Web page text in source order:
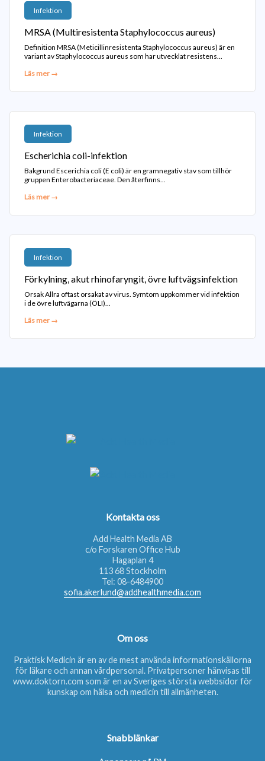
Infektion
MRSA (Multiresistenta Staphylococcus aureus)
Definition MRSA (Meticillinresistenta Staphylococcus aureus) är en
variant av Staphylococcus aureus som har utvecklat resistens...
Läs mer →
Infektion
Escherichia coli-infektion
Bakgrund Escerichia coli (E coli) är en gramnegativ stav som tillhör
gruppen Enterobacteriaceae. Den återfinns...
Läs mer →
Infektion
Förkylning, akut rhinofaryngit, övre luftvägsinfektion
Orsak Allra oftast orsakat av virus. Symtom uppkommer vid infektion
i de övre luftvägarna (ÖLI)...
Läs mer →
Kontakta oss
Add Health Media AB
c/o Forskaren Office Hub
Hagaplan 4
113 68 Stockholm
Tel: 08-6484900
sofia.akerlund@addhealthmedia.com
Om oss
Praktisk Medicin är en av de mest använda informationskällorna
för läkare och annan vårdpersonal. Privatpersoner hänvisas till
www.doktorn.com som är en av Sveriges största webbsidor för
kunskap om hälsa och medicin till allmänheten.
Snabblänkar